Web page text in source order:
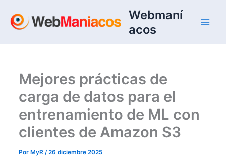
contenido
Webmaní
acos
Mejores prácticas de
carga de datos para el
entrenamiento de ML con
clientes de Amazon S3
Por MyR/26 diciembre 2025